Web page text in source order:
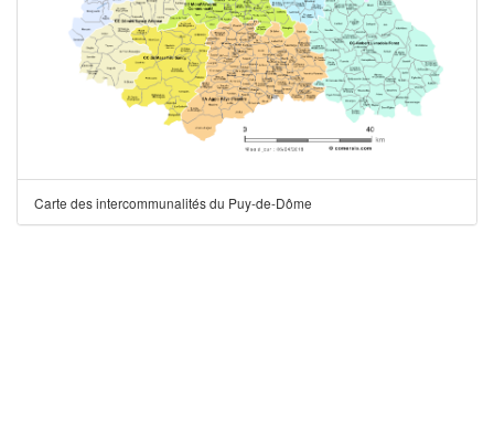
Carte des intercommunalités du Puy-de-Dôme